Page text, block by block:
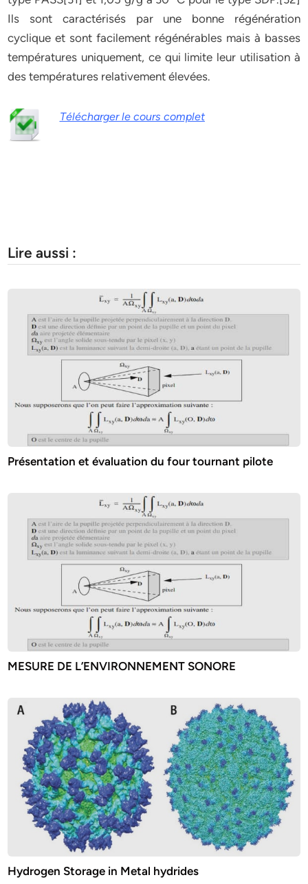
Ils sont caractérisés par une bonne régénération
cyclique et sont facilement régénérables mais à basses
températures uniquement, ce qui limite leur utilisation à
des températures relativement élevées.
Télécharger le cours complet
Lire aussi :
Présentation et évaluation du four tournant pilote
MESURE DE L’ENVIRONNEMENT SONORE
Hydrogen Storage in Metal hydrides